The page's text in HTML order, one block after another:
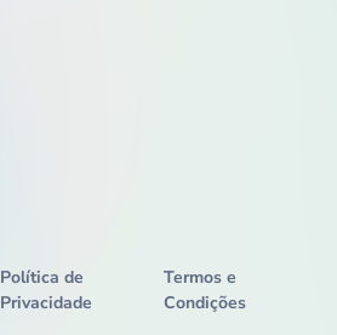
Política de
Privacidade
Termos e
Condições